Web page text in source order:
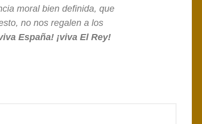
moral bien definida, que
no nos regalen a los
España! ¡viva El Rey!